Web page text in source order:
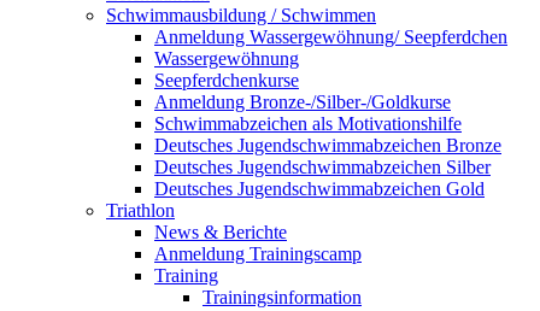
Schwimmausbildung / Schwimmen
Anmeldung Wassergewöhnung/ Seepferdchen
Wassergewöhnung
Seepferdchenkurse
Anmeldung Bronze-/Silber-/Goldkurse
Schwimmabzeichen als Motivationshilfe
Deutsches Jugendschwimmabzeichen Bronze
Deutsches Jugendschwimmabzeichen Silber
Deutsches Jugendschwimmabzeichen Gold
Triathlon
News & Berichte
Anmeldung Trainingscamp
Training
Trainingsinformation